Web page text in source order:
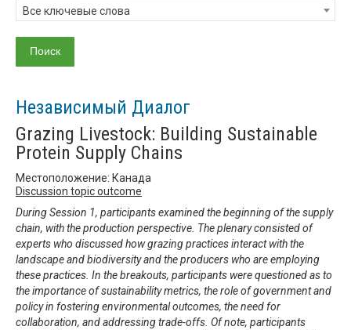
Все ключевые слова
Независимый Диалог
Grazing Livestock: Building Sustainable
Protein Supply Chains
Местоположение: Канада
Discussion topic outcome
During Session 1, participants examined the beginning of the supply
chain, with the production perspective. The plenary consisted of
experts who discussed how grazing practices interact with the
landscape and biodiversity and the producers who are employing
these practices. In the breakouts, participants were questioned as to
the importance of sustainability metrics, the role of government and
policy in fostering environmental outcomes, the need for
collaboration, and addressing trade-offs. Of note, participants